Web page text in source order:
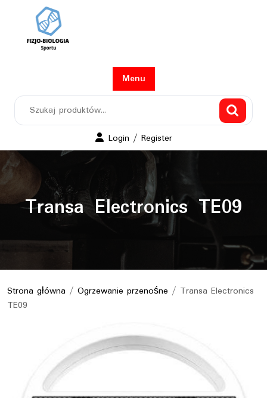
content
Menu
Login / RegisterLogin
/
Transa Electronics TE09
Strona główna / Ogrzewanie przenośne / Transa Electronics
TE09